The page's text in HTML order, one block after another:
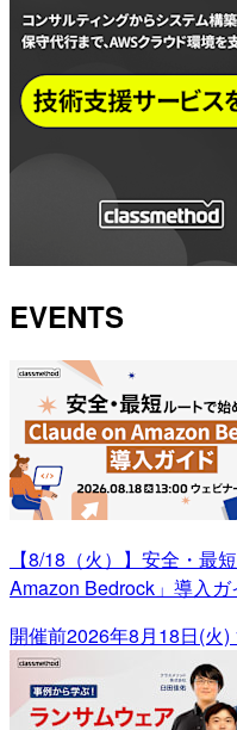
EVENTS
【8/18（火）】安全・最
Amazon Bedrock」導入ガ
開催前2026年8月18日(火)